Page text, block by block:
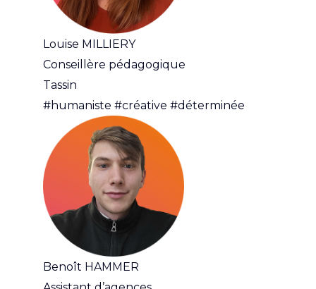
Louise MILLIERY
Conseillère pédagogique
Tassin
#humaniste #créative #déterminée
Benoît HAMMER